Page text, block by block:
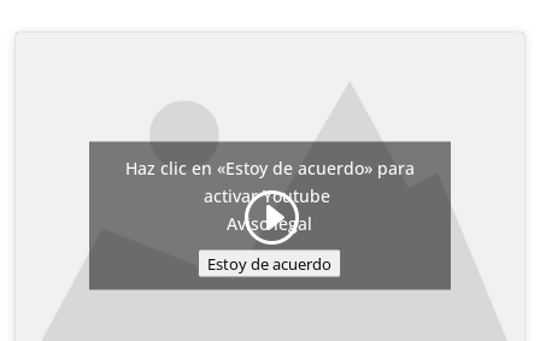
Haz clic en «Estoy de acuerdo» para
activar Youtube
Aviso legal
Estoy de acuerdo